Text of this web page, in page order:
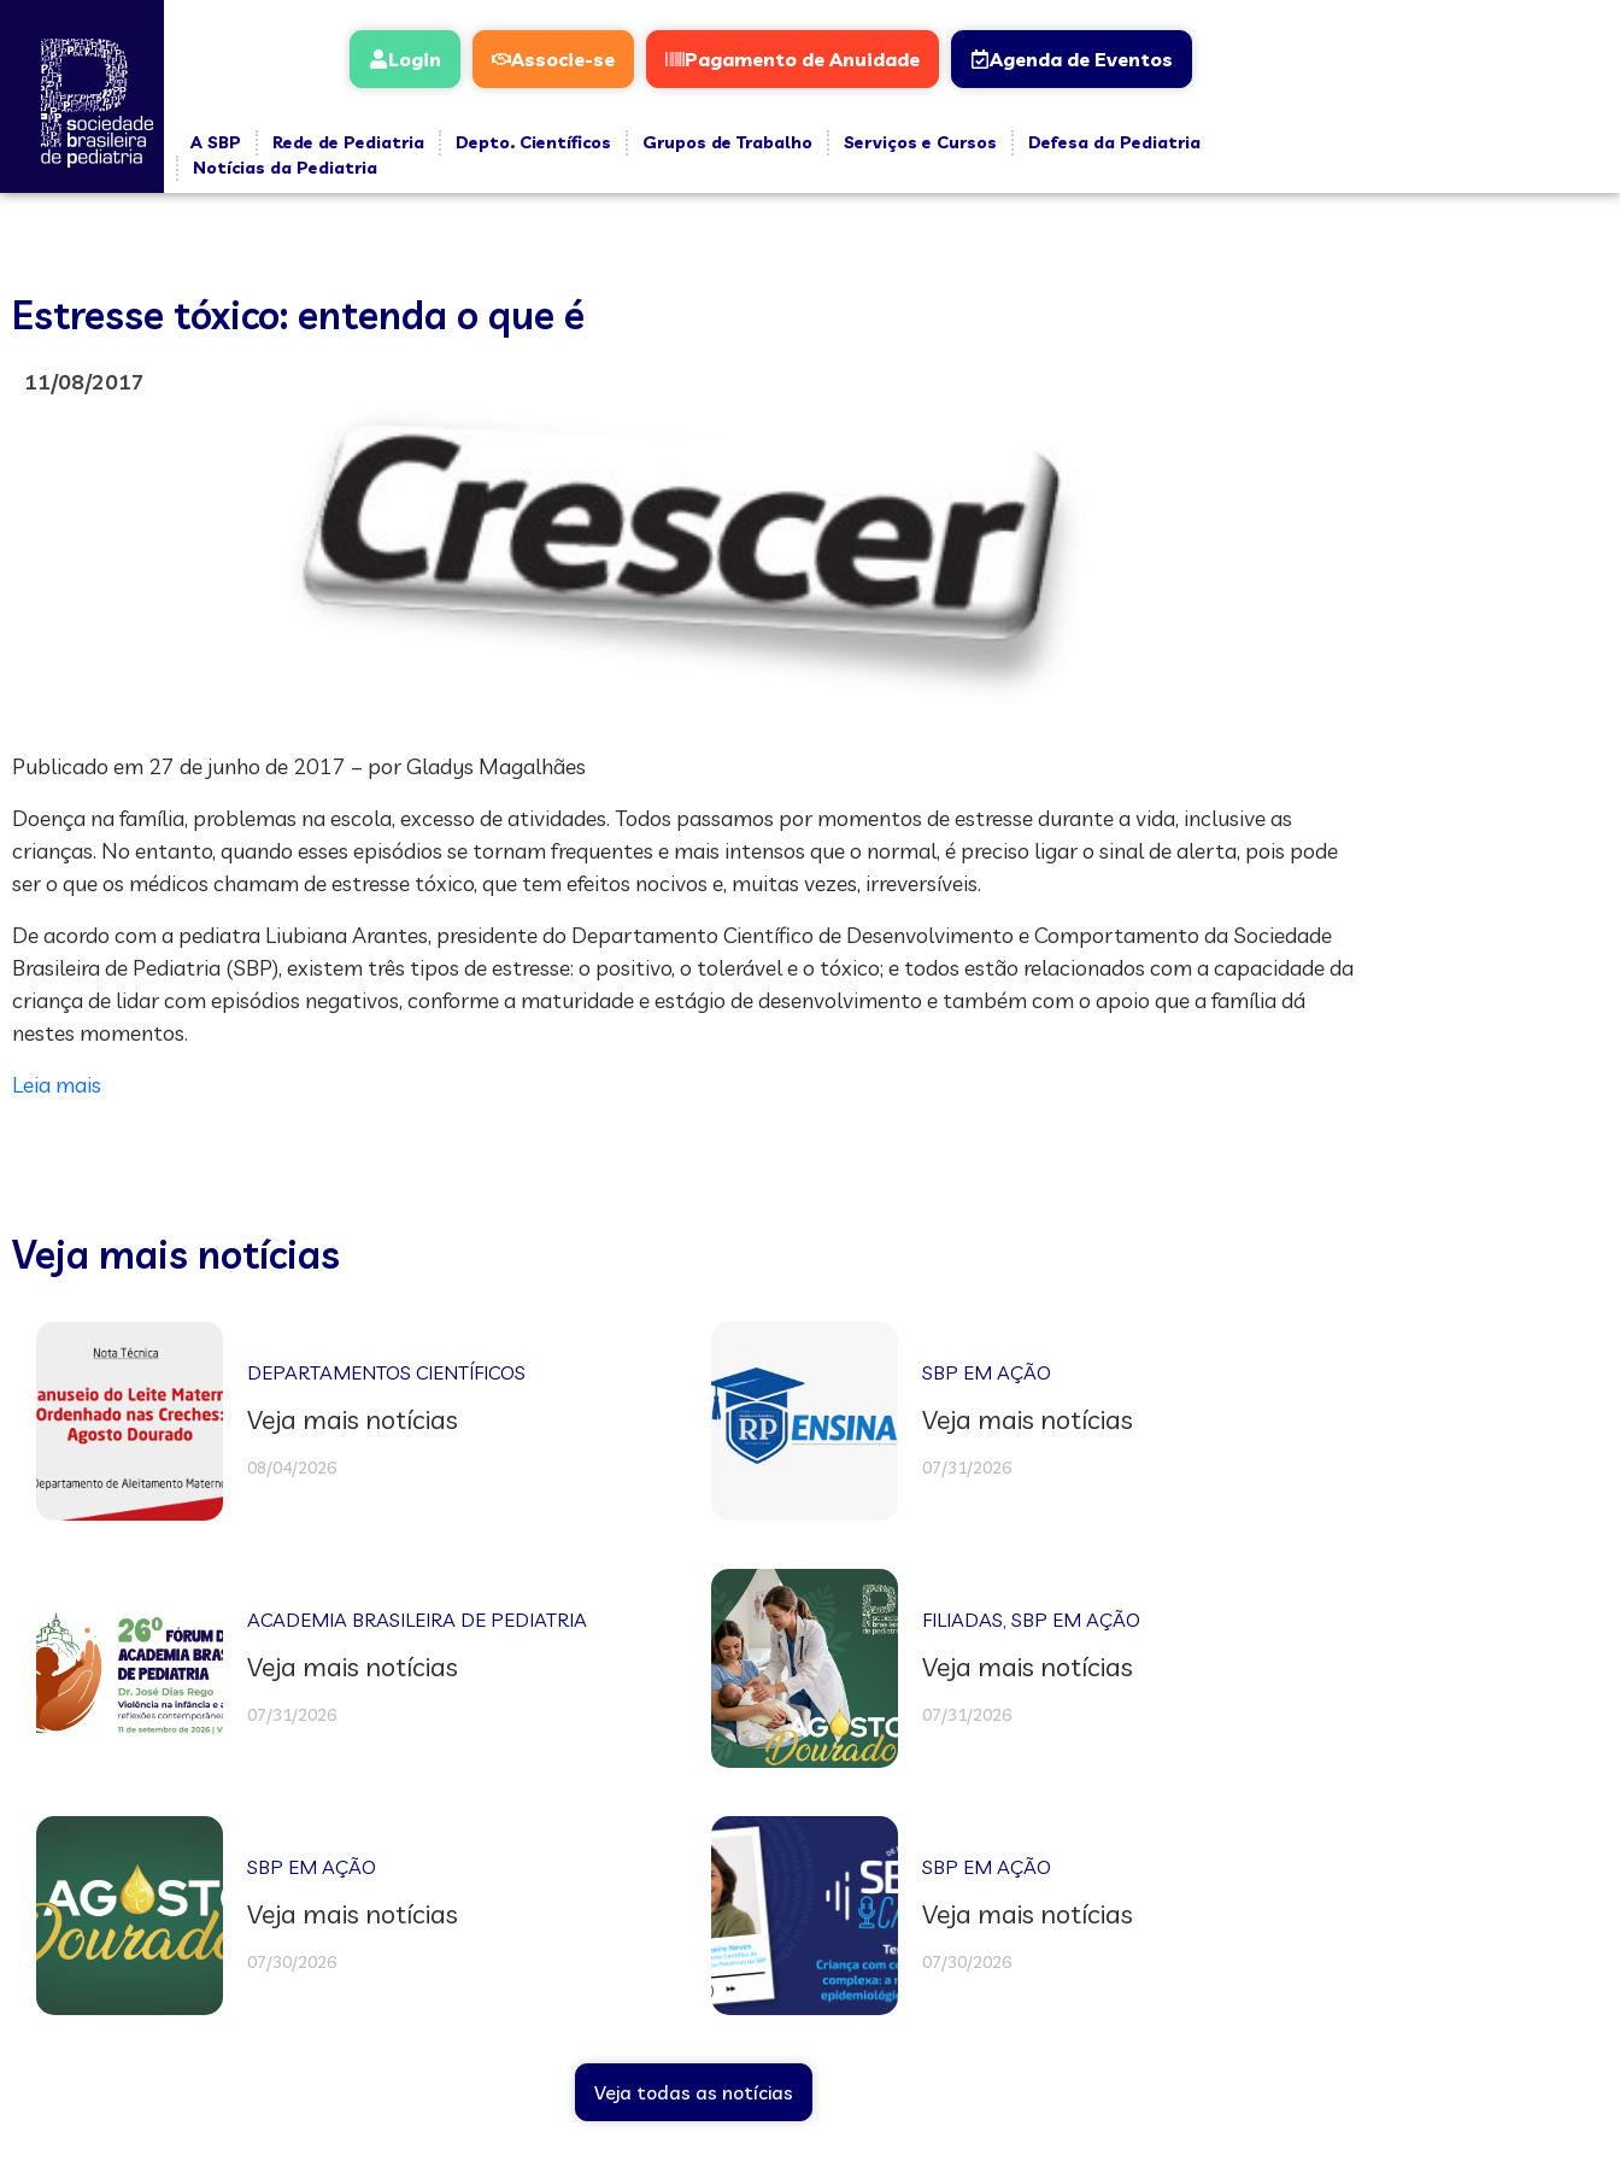
Login Associe-se Pagamento de Anuidade Agenda de Eventos
A SBP Rede de Pediatria Depto. Científicos Grupos de Trabalho Serviços e Cursos
Defesa da Pediatria
Notícias da Pediatria
Estresse tóxico: entenda o que é
11/08/2017
Publicado em 27 de junho de 2017 – por Gladys Magalhães
Doença na família, problemas na escola, excesso de atividades. Todos passamos por momentos de estresse durante a vida, inclusive as
crianças. No entanto, quando esses episódios se tornam frequentes e mais intensos que o normal, é preciso ligar o sinal de alerta, pois pode
ser o que os médicos chamam de estresse tóxico, que tem efeitos nocivos e, muitas vezes, irreversíveis.
De acordo com a pediatra Liubiana Arantes, presidente do Departamento Científico de Desenvolvimento e Comportamento da Sociedade
Brasileira de Pediatria (SBP), existem três tipos de estresse: o positivo, o tolerável e o tóxico; e todos estão relacionados com a capacidade da
criança de lidar com episódios negativos, conforme a maturidade e estágio de desenvolvimento e também com o apoio que a família dá
nestes momentos.
Leia mais
Veja mais notícias
DEPARTAMENTOS CIENTÍFICOS
Veja mais notícias
08/04/2026
SBP EM AÇÃO
Veja mais notícias
07/31/2026
ACADEMIA BRASILEIRA DE PEDIATRIA
Veja mais notícias
07/31/2026
FILIADAS,SBP EM AÇÃO
Veja mais notícias
07/31/2026
SBP EM AÇÃO
Veja mais notícias
07/30/2026
SBP EM AÇÃO
Veja mais notícias
07/30/2026
Veja todas as notícias